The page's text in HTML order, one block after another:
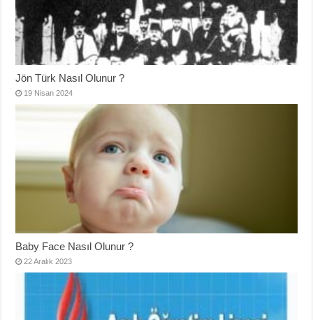
Jön Türk Nasıl Olunur ?
19 Nisan 2024
Baby Face Nasıl Olunur ?
22 Aralık 2023